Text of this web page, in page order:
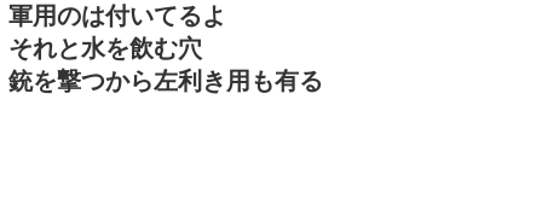
軍用のは付いてるよ
それと水を飲む穴
銃を撃つから左利き用も有る